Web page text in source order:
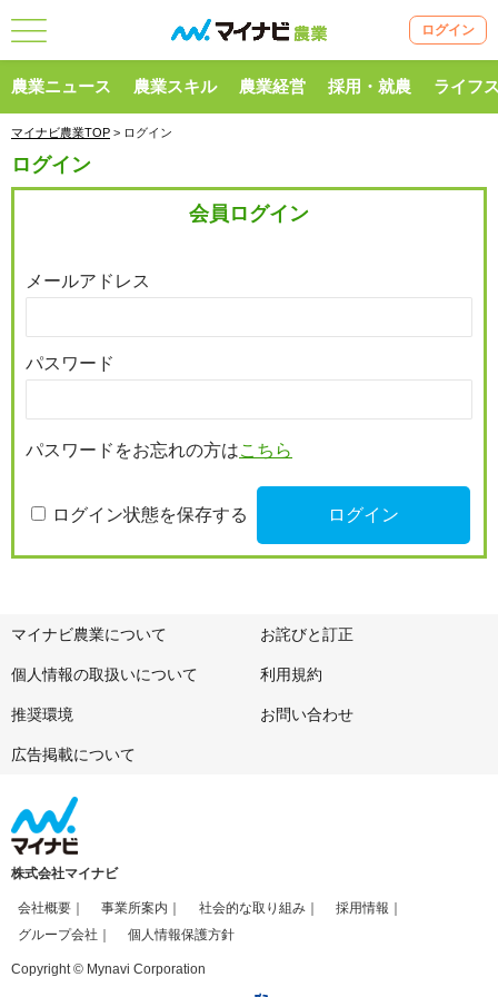
ログイン
農業ニュース 農業スキル 農業経営 採用・就農 ライフ
マイナビ農業TOP > ログイン
ログイン
会員ログイン
メールアドレス
パスワード
パスワードをお忘れの方はこちら
ログイン状態を保存する
マイナビ農業について お詫びと訂正
個人情報の取扱いについて 利用規約
推奨環境 お問い合わせ
広告掲載について
株式会社マイナビ
会社概要 事業所案内 社会的な取り組み
採用情報
グループ会社
個人情報保護方針
Copyright © Mynavi Corporation